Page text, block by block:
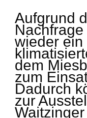
Aufgrund
wieder ein
dem
zum
Dadurch
zur